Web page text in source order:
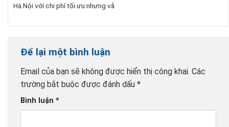
Hà Nội với chi phí tối ưu nhưng vẫ
Để lại một bình luận
Email của bạn sẽ không được hiển thị công khai. Các
trường bắt buộc được đánh dấu *
Bình luận *